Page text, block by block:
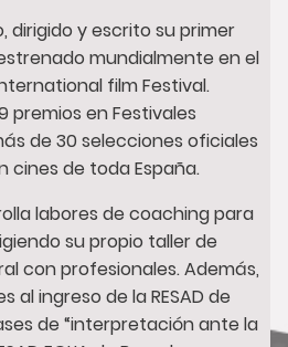
y escrito su primer
mundialmente en el
film Festival.
premios en Festivales
de 30 selecciones oficiales
cines de toda España.
labores de coaching para
su propio taller de
con profesionales. Además,
al ingreso de la RESAD de
de “interpretación ante la